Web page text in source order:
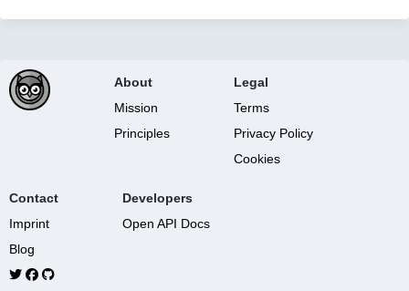
About
Mission
Principles
Legal
Terms
Privacy Policy
Cookies
Contact
Imprint
Blog
Developers
Open API Docs